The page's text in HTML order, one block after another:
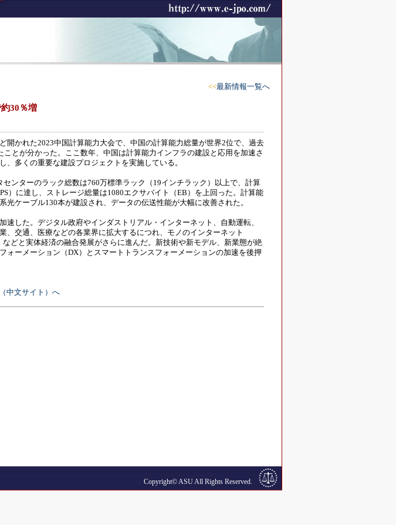
<<最新情報一覧へ
30％増
かれた2023中国計算能力大会で、中国の計算能力総量が世界2位で、過去
とが分かった。ここ数年、中国は計算能力インフラの建設と応用を加速さ
、多くの重要な建設プロジェクトを実施している。
ンターのラック総数は760万標準ラック（19インチラック）以上で、計算
）に達し、ストレージ総量は1080エクサバイト（EB）を上回った。計算能
光ケーブル130本が建設され、データの伝送性能が大幅に改善された。
した。デジタル政府やインダストリアル・インターネット、自動運転、
、交通、医療などの各業界に拡大するにつれ、モノのインターネット
などと実体経済の融合発展がさらに進んだ。新技術や新モデル、新業態が絶
ォーメーション（DX）とスマートトランスフォーメーションの加速を後押
中文サイト）へ
Copyright© ASU All Rights Reserved.